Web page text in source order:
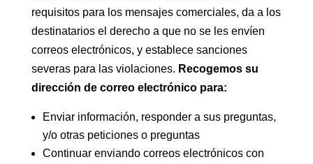
requisitos para los mensajes comerciales, da a los
destinatarios el derecho a que no se les envíen
correos electrónicos, y establece sanciones
severas para las violaciones. Recogemos su
dirección de correo electrónico para:
Enviar información, responder a sus preguntas,
y/o otras peticiones o preguntas
Continuar enviando correos electrónicos con